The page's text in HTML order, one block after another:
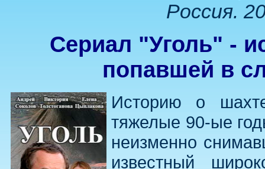
Россия.
Сериал "Уголь" -
попавшей в
Историю о
тяжелые 90-ые
неизменно
известный